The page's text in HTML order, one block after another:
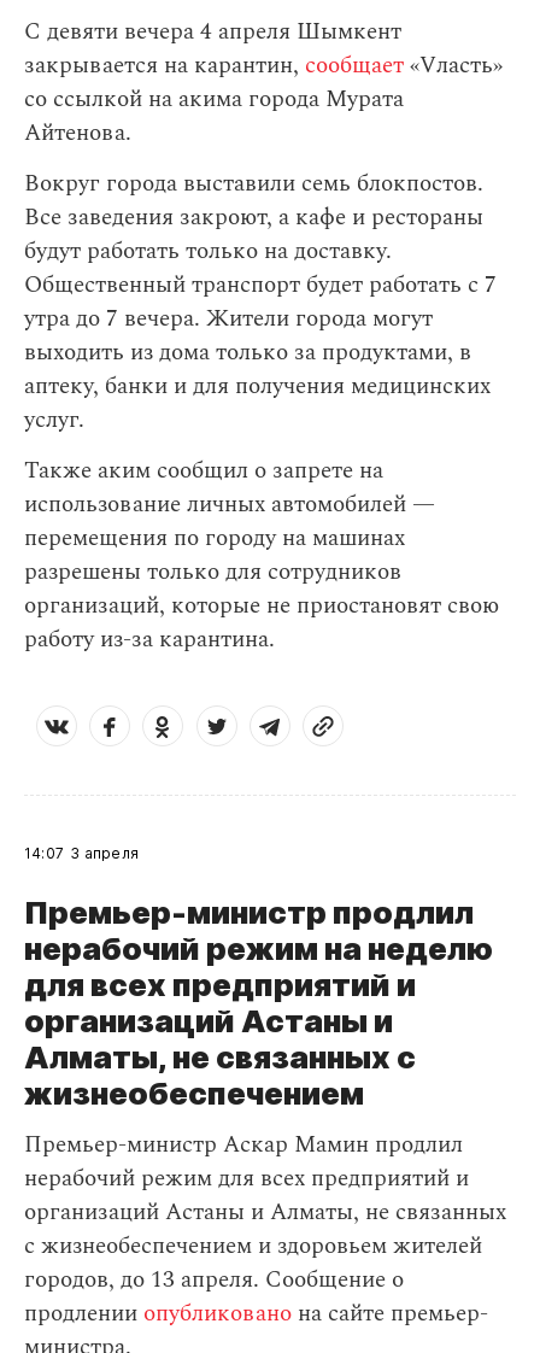
С девяти вечера 4 апреля Шымкент
закрывается на карантин, сообщает«Vласть»
со ссылкой на акима города Мурата
Айтенова.
Вокруг города выставили семь блокпостов.
Все заведения закроют, а кафе и рестораны
будут работать только на доставку.
Общественный транспорт будет работать с 7
утра до 7 вечера. Жители города могут
выходить из дома только за продуктами, в
аптеку, банки и для получения медицинских
услуг.
Также аким сообщил о запрете на
использование личных автомобилей —
перемещения по городу на машинах
разрешены только для сотрудников
организаций, которые не приостановят свою
работу из-за карантина.
14:07 3 апреля
Премьер-министр продлил
нерабочий режим на неделю
для всех предприятий и
организаций Астаны и
Алматы, не связанных с
жизнеобеспечением
Премьер-министр Аскар Мамин продлил
нерабочий режим для всех предприятий и
организаций Астаны и Алматы, не связанных
с жизнеобеспечением и здоровьем жителей
городов, до 13 апреля. Сообщение о
продлении опубликовано на сайте премьер-